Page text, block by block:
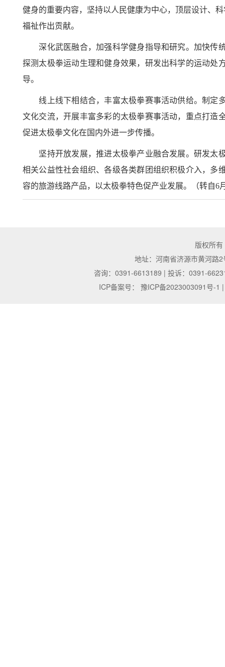
健身的重要内容，坚持以人民健康为中心，顶层设计、
福祉作出贡献。
深化武医融合，加强科学健身指导和研究。加快传
探测太极拳运动生理和健身效果，研发出科学的运动处
导。
线上线下相结合，丰富太极拳赛事活动供给。制定
文化交流，开展丰富多彩的太极拳赛事活动，重点打造
促进太极拳文化在国内外进一步传播。
坚持开放发展，推进太极拳产业融合发展。研发太
相关公益性社会组织、各级各类群团组织积极介入，多
容的旅游线路产品，以太极拳特色促产业发展。（转自6
版权所
地址：河南省济源市黄河路
咨询：0391-6613189 | 投诉：0391-
ICP备案号：
豫ICP备2023003091号-1